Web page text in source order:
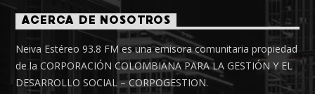
ACERCA DE NOSOTROS
Neiva Estéreo 93.8 FM es una emisora comunitaria propiedad
de la CORPORACIÓN COLOMBIANA PARA LA GESTIÓN Y EL
DESARROLLO SOCIAL – CORPOGESTION.